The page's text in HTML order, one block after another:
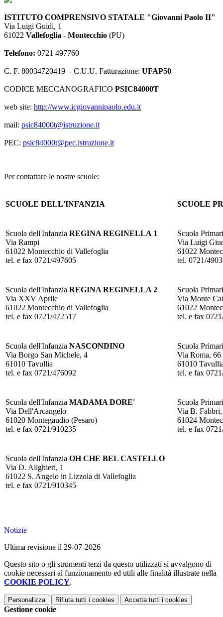
ISTITUTO COMPRENSIVO STATALE "Giovanni Paolo II"
Via Luigi Guidi, 1
61022 Vallefoglia - Montecchio (PU)
Telefono: 0721 497760
C. F. 80034720419 - C.U.U. Fatturazione: UFAP50
CODICE MECCANOGRAFICO PSIC84000T
web site: http://www.icgiovannipaolo.edu.it
mail: psic84000t@istruzione.it
PEC: psic84000t@pec.istruzione.it
Per contattare le nostre scuole:
SCUOLE DELL'INFANZIA SCUOLE
Scuola dell'Infanzia REGINA REGINELLA 1
Via Rampi
61022 Montecchio di Vallefoglia
tel. e fax 0721/497605
Scuola
Via Luigi
61022
tel. 0721/
Scuola dell'Infanzia REGINA REGINELLA 2
Via XXV Aprile
61022 Montecchio di Vallefoglia
tel. e fax 0721/472517
Scuola
Via Monte
61022
tel. e fax
Scuola dell'Infanzia NASCONDINO
Via Borgo San Michele, 4
61010 Tavullia
tel. e fax 0721/476092
Scuola
Via Roma, 66
61010
tel. e fax
Scuola dell'Infanzia MADAMA DORE'
Via Dell'Arcangelo
61020 Montegaudio (Pesaro)
tel. e fax 0721/910235
Scuola
Via B.
61024
tel. e fax
Scuola dell'Infanzia OH CHE BEL CASTELLO
Via D. Alighieri, 1
61022 S. Angelo in Lizzola di Vallefoglia
tel. e fax 0721/910345
Notizie
Ultima revisione il 29-07-2026
Questo sito o gli strumenti terzi da questo utilizzati si avvalgono di
cookie necessari al funzionamento ed utili alle finalità illustrate nella
COOKIE POLICY.
Personalizza Rifiuta tutti i cookies Accetta tutti i cookies
Gestione cookie